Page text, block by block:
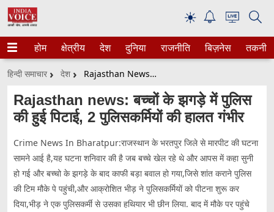
☀
होम क्षेत्रीय देश दुनिया राजनीति बिज़नेस तकनीक
हिन्दी समाचार देश Rajasthan News: बच्चों के झगड़े में पुलिस की हुई पिटाई, 2 पुलिसकर्मियों की हालत गंभीर
Rajasthan news: बच्चों के झगड़े में पुलिस
की हुई पिटाई, 2 पुलिसकर्मियों की हालत गंभीर
Crime News In Bharatpur:राजस्थान के भरतपुर जिले से मारपीट की घटना
सामने आई है,यह घटना शनिवार की है जब बच्चे खेल रहे थे और आपस में कहा सुनी
हो गई और बच्चो के झगड़े के बाद काफी बड़ा बवाल हो गया,जिसे शांत कराने पुलिस
की टिम मौके पे पहुंची,और आक्रोशित भीड़ ने पुलिसकर्मियों को पीटना शुरू कर
दिया,भीड़ ने एक पुलिसकर्मी से उसका हथियार भी छीन लिया. बाद में मौके पर पहुंचे